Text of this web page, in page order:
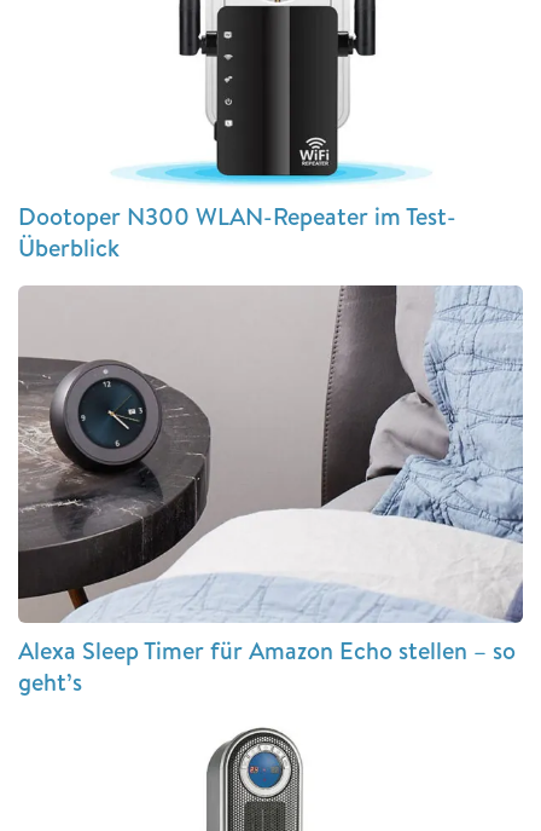
Dootoper N300 WLAN-Repeater im Test-
Überblick
Alexa Sleep Timer für Amazon Echo stellen – so
geht’s